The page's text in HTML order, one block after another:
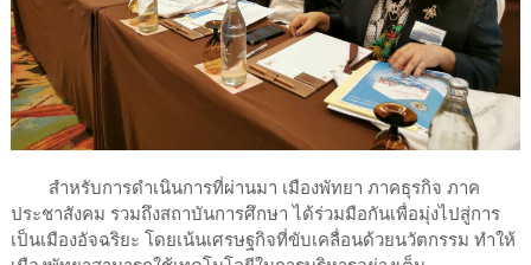
สำหรับการดำเนินการที่ผ่านมา เมืองพัทยา ภาคธุรกิจ ภาค
ประชาสังคม รวมถึงสถาบันการศึกษา ได้ร่วมมือกันเพื่อมุ่งไปสู่การ
เป็นเมืองอัจฉริยะ โดยเน้นเศรษฐกิจที่ขับเคลื่อนด้วยนวัตกรรม ทำให้